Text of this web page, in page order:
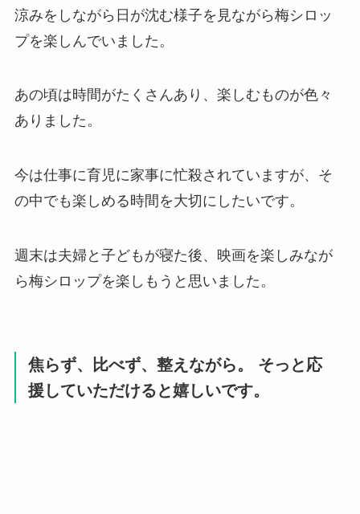
涼みをしながら日が沈む様子を見ながら梅シロッ
プを楽しんでいました。
あの頃は時間がたくさんあり、楽しむものが色々
ありました。
今は仕事に育児に家事に忙殺されていますが、そ
の中でも楽しめる時間を大切にしたいです。
週末は夫婦と子どもが寝た後、映画を楽しみなが
ら梅シロップを楽しもうと思いました。
焦らず、比べず、整えながら。 そっと応
援していただけると嬉しいです。